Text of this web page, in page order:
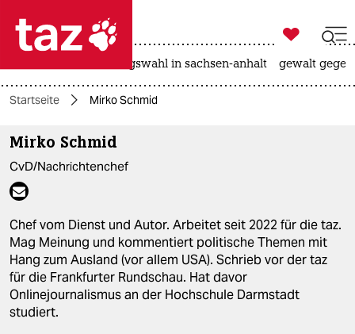
 taz zahl ich
taz zahl ich
themen
politik
öko
gesellschaft
kultur
sport

taz zahl ich
landtagswahl in sachsen-anhalt gewalt
Startseite Mirko Schmid
Mirko Schmid
CvD/Nachrichtenchef
Chef vom Dienst und Autor. Arbeitet seit 2022 für die taz.
Mag Meinung und kommentiert politische Themen mit
Hang zum Ausland (vor allem USA). Schrieb vor der taz
für die Frankfurter Rundschau. Hat davor
Onlinejournalismus an der Hochschule Darmstadt
studiert.